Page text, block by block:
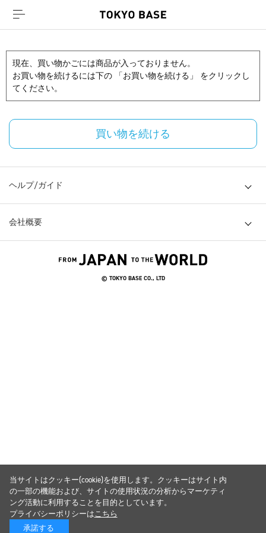
現在、買い物かごには商品が入っておりません。
お買い物を続けるには下の 「お買い物を続ける」 をクリックし
てください。
買い物を続ける
ヘルプ/ガイド
会社概要
© TOKYO BASE CO., LTD
当サイトはクッキー(cookie)を使用します。クッキーはサイト内
の一部の機能および、サイトの使用状況の分析からマーケティ
ング活動に利用することを目的としています。
プライバシーポリシーはこちら
承諾する